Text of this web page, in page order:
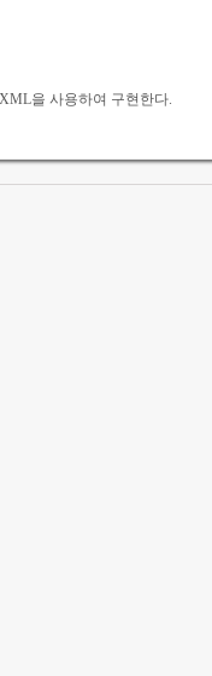
을 사용하여 구현한다.